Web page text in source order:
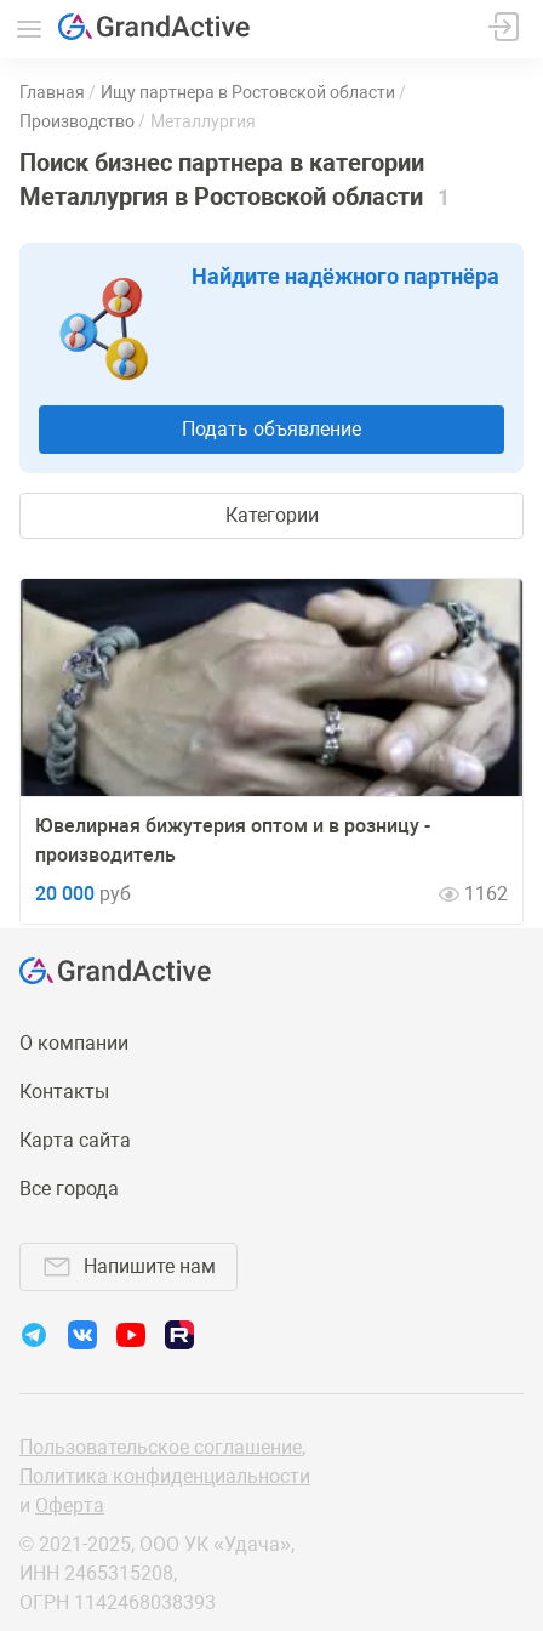
Главная
Ищу партнера в Ростовской области
Производство
Металлургия
Поиск бизнес партнера в категории
Металлургия в Ростовской области
1
Найдите надёжного партнёра
Подать объявление
Категории
Ювелирная бижутерия оптом и в розницу -
производитель
20 000 руб 1162
О компании
Контакты
Карта сайта
Все города
Напишите нам
Пользовательское соглашение,
Политика конфиденциальности
и Оферта
© 2021-2025, ООО УК «Удача»,
ИНН 2465315208,
ОГРН 1142468038393